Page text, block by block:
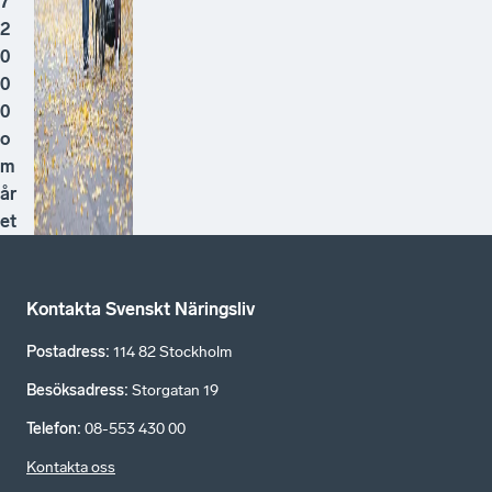
2
0
0
0
o
m
år
et
Kontakta Svenskt Näringsliv
Postadress: 114 82 Stockholm
Besöksadress: Storgatan 19
Telefon: 08-553 430 00
Kontakta oss